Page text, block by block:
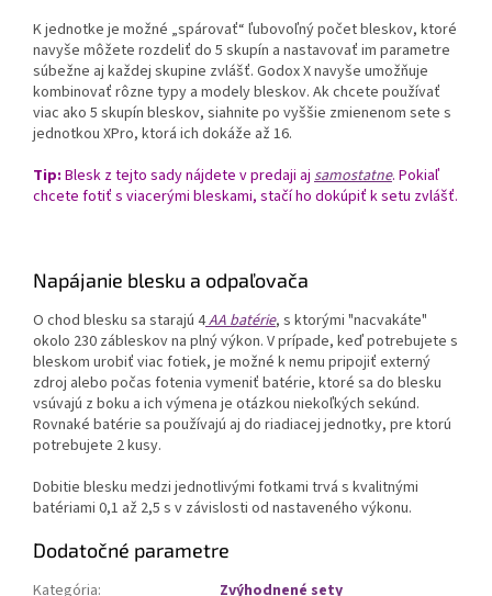
K jednotke je možné „spárovať“ ľubovoľný počet bleskov, ktoré
navyše môžete rozdeliť do 5 skupín a nastavovať im parametre
súbežne aj každej skupine zvlášť. Godox X navyše umožňuje
kombinovať rôzne typy a modely bleskov. Ak chcete používať
viac ako 5 skupín bleskov, siahnite po vyššie zmienenom sete s
jednotkou XPro, ktorá ich dokáže až 16.
Tip: Blesk z tejto sady nájdete v predaji aj samostatne. Pokiaľ
chcete fotiť s viacerými bleskami, stačí ho dokúpiť k setu zvlášť.
Napájanie blesku a odpaľovača
O chod blesku sa starajú 4AA batérie, s ktorými "nacvakáte"
okolo 230 zábleskov na plný výkon. V prípade, keď potrebujete s
bleskom urobiť viac fotiek, je možné k nemu pripojiť externý
zdroj alebo počas fotenia vymeniť batérie, ktoré sa do blesku
vsúvajú z boku a ich výmena je otázkou niekoľkých sekúnd.
Rovnaké batérie sa používajú aj do riadiacej jednotky, pre ktorú
potrebujete 2 kusy.
Dobitie blesku medzi jednotlivými fotkami trvá s kvalitnými
batériami 0,1 až 2,5 s v závislosti od nastaveného výkonu.
Dodatočné parametre
Kategória:
Zvýhodnené sety